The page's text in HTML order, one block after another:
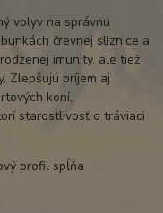
vplyv na správnu
črevnej sliznice a
imunity, ale tiež
Zlepšujú príjem aj
koní,
starostlivosť o tráviaci
profil spĺňa